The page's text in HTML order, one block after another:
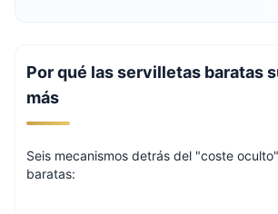
Por qué las servilletas baratas
más
Seis mecanismos detrás del "coste
baratas: